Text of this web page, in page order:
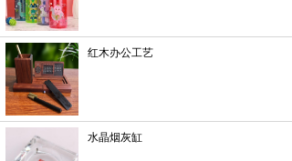
红木办公工艺
水晶烟灰缸